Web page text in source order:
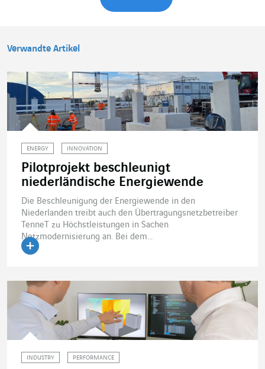
Verwandte Artikel
ENERGY INNOVATION
Pilotprojekt beschleunigt
niederländische Energiewende
Die Beschleunigung der Energiewende in den
Niederlanden treibt auch den Übertragungsnetzbetreiber
TenneT zu Höchstleistungen in Sachen
Netzmodernisierung an. Bei dem...
INDUSTRY PERFORMANCE